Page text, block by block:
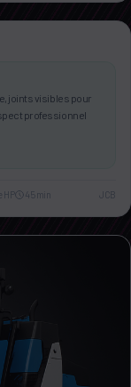
joints visibles pour
professionnel
HP 45 min JCB